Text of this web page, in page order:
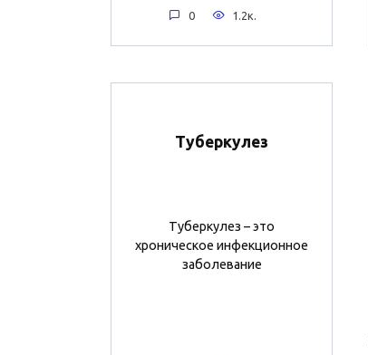
0 1.2к.
Туберкулез
Туберкулез – это
хроническое инфекционное
заболевание